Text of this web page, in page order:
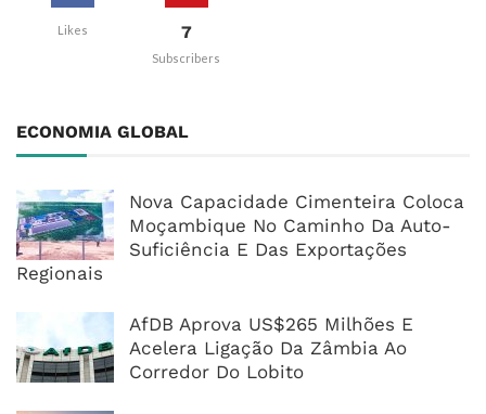
Likes 7
Subscribers
ECONOMIA GLOBAL
Nova Capacidade Cimenteira Coloca
Moçambique No Caminho Da Auto-
Suficiência E Das Exportações
Regionais
AfDB Aprova US$265 Milhões E
Acelera Ligação Da Zâmbia Ao
Corredor Do Lobito